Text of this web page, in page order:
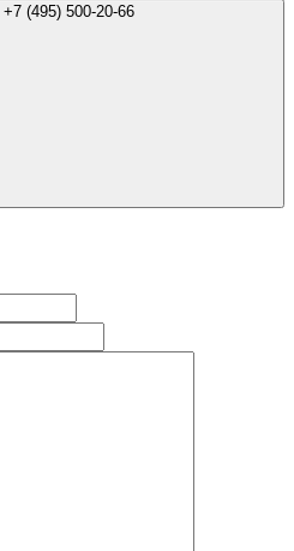
+7 (495) 500-20-66